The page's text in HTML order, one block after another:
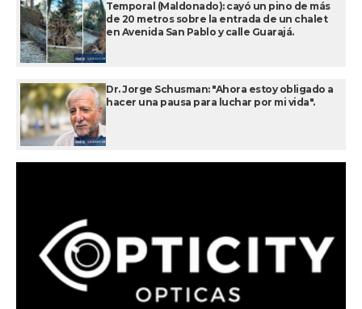
Temporal (Maldonado): cayó un pino de más
de 20 metros sobre la entrada de un chalet
en Avenida San Pablo y calle Guarajá.
Dr. Jorge Schusman: "Ahora estoy obligado a
hacer una pausa para luchar por mi vida".